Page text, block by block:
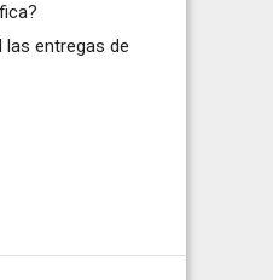
las entregas de